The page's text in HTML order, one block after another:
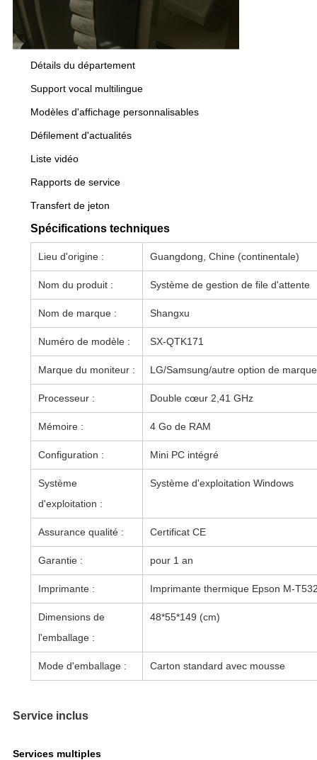
Détails du département
Support vocal multilingue
Modèles d'affichage personnalisables
Défilement d'actualités
Liste vidéo
Rapports de service
Transfert de jeton
Spécifications techniques
Lieu d'origine : Guangdong, Chine (continentale)
Nom du produit : Système de gestion de file d'attente
Nom de marque : Shangxu
Numéro de modèle : SX-QTK171
Marque du moniteur : LG/Samsung/autre option de marque
Processeur : Double cœur 2,41 GHz
Mémoire : 4 Go de RAM
Configuration : Mini PC intégré
Système
d'exploitation :
Système d'exploitation Windows
Assurance qualité : Certificat CE
Garantie : pour 1 an
Imprimante : Imprimante thermique Epson M-
Dimensions de
l'emballage :
48*55*149 (cm)
Mode d'emballage : Carton standard avec mousse
Service inclus
Services multiples